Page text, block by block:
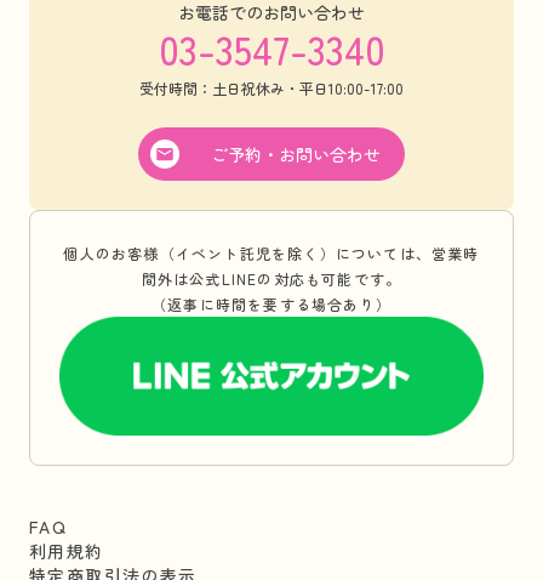
お電話でのお問い合わせ
03-3547-3340
受付時間：土日祝休み・平日10:00-17:00
ご予約・お問い合わせ
個人のお客様（イベント託児を除く）については、営業時
間外は公式LINEの対応も可能です。
（返事に時間を要する場合あり）
FAQ
利用規約
特定商取引法の表示